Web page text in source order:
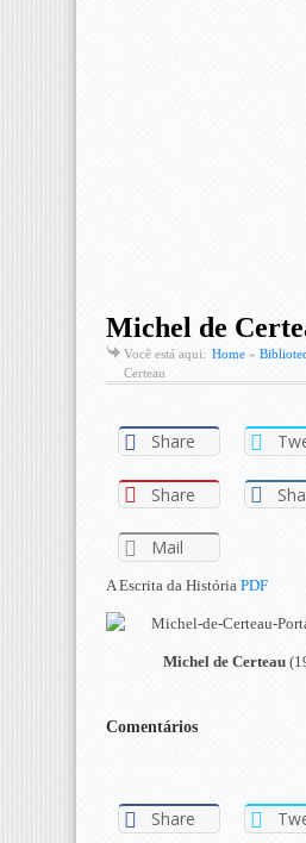
Michel de
Você está aqui: Home »
Certeau
Share
Share
Mail
A Escrita da História PDF
Michel de Certeau
Comentários
Share